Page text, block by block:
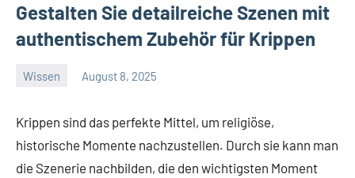
Gestalten Sie detailreiche Szenen mit
authentischem Zubehör für Krippen
Wissen August 8, 2025
Krippen sind das perfekte Mittel, um religiöse,
historische Momente nachzustellen. Durch sie kann man
die Szenerie nachbilden, die den wichtigsten Moment